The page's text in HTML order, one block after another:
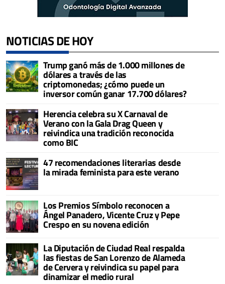
NOTICIAS DE HOY
Trump ganó más de 1.000 millones de
dólares a través de las
criptomonedas; ¿cómo puede un
inversor común ganar 17.700 dólares?
Herencia celebra su X Carnaval de
Verano con la Gala Drag Queen y
reivindica una tradición reconocida
como BIC
47 recomendaciones literarias desde
la mirada feminista para este verano
Los Premios Símbolo reconocen a
Ángel Panadero, Vicente Cruz y Pepe
Crespo en su novena edición
La Diputación de Ciudad Real respalda
las fiestas de San Lorenzo de Alameda
de Cervera y reivindica su papel para
dinamizar el medio rural